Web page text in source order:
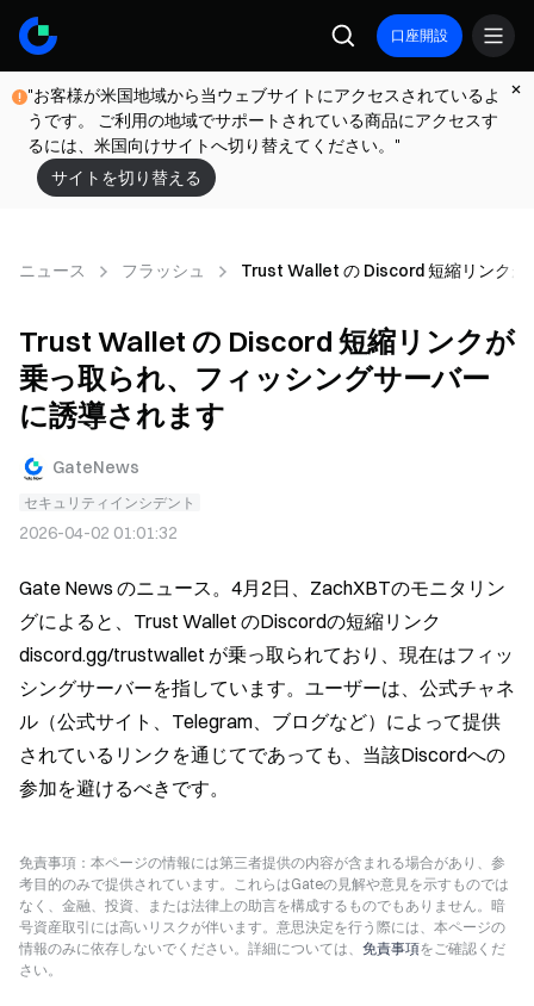
口座開設
"お客様が米国地域から当ウェブサイトにアクセスされているよ
うです。 ご利用の地域でサポートされている商品にアクセスす
るには、米国向けサイトへ切り替えてください。"
サイトを切り替える
ニュース フラッシュ Trust Wallet の Discord 短縮リンクが
Trust Wallet の Discord 短縮リンクが
乗っ取られ、フィッシングサーバー
に誘導されます
GateNews
セキュリティインシデント
2026-04-02 01:01:32
Gate News のニュース。4月2日、ZachXBTのモニタリン
グによると、Trust Wallet のDiscordの短縮リンク
discord.gg/trustwallet が乗っ取られており、現在はフィッ
シングサーバーを指しています。ユーザーは、公式チャネ
ル（公式サイト、Telegram、ブログなど）によって提供
されているリンクを通じてであっても、当該Discordへの
参加を避けるべきです。
免責事項：本ページの情報には第三者提供の内容が含まれる場合があり、参
考目的のみで提供されています。これらはGateの見解や意見を示すものでは
なく、金融、投資、または法律上の助言を構成するものでもありません。暗
号資産取引には高いリスクが伴います。意思決定を行う際には、本ページの
情報のみに依存しないでください。詳細については、 免責事項をご確認くだ
さい。